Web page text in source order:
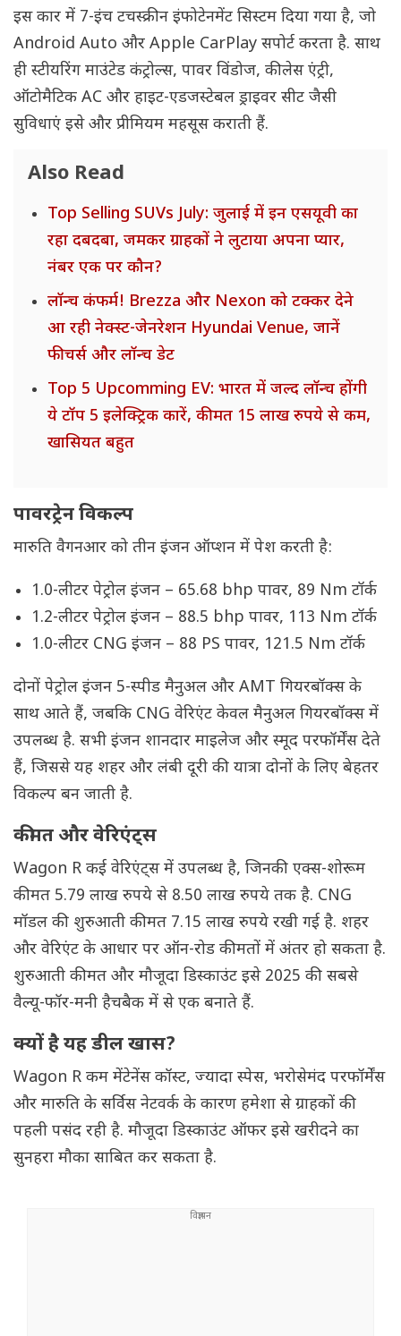
इस कार में 7-इंच टचस्क्रीन इंफोटेनमेंट सिस्टम दिया गया है, जो
Android Auto और Apple CarPlay सपोर्ट करता है. साथ
ही स्टीयरिंग माउंटेड कंट्रोल्स, पावर विंडोज, कीलेस एंट्री,
ऑटोमैटिक AC और हाइट-एडजस्टेबल ड्राइवर सीट जैसी
सुविधाएं इसे और प्रीमियम महसूस कराती हैं.
Also Read
Top Selling SUVs July: जुलाई में इन एसयूवी का
रहा दबदबा, जमकर ग्राहकों ने लुटाया अपना प्यार,
नंबर एक पर कौन?
लॉन्च कंफर्म! Brezza और Nexon को टक्कर देने
आ रही नेक्स्ट-जेनरेशन Hyundai Venue, जानें
फीचर्स और लॉन्च डेट
Top 5 Upcomming EV: भारत में जल्द लॉन्च होंगी
ये टॉप 5 इलेक्ट्रिक कारें, कीमत 15 लाख रुपये से कम,
खासियत बहुत
पावरट्रेन विकल्प
मारुति वैगनआर को तीन इंजन ऑप्शन में पेश करती है:
1.0-लीटर पेट्रोल इंजन – 65.68 bhp पावर, 89 Nm टॉर्क
1.2-लीटर पेट्रोल इंजन – 88.5 bhp पावर, 113 Nm टॉर्क
1.0-लीटर CNG इंजन – 88 PS पावर, 121.5 Nm टॉर्क
दोनों पेट्रोल इंजन 5-स्पीड मैनुअल और AMT गियरबॉक्स के
साथ आते हैं, जबकि CNG वेरिएंट केवल मैनुअल गियरबॉक्स में
उपलब्ध है. सभी इंजन शानदार माइलेज और स्मूद परफॉर्मेंस देते
हैं, जिससे यह शहर और लंबी दूरी की यात्रा दोनों के लिए बेहतर
विकल्प बन जाती है.
कीमत और वेरिएंट्स
Wagon R कई वेरिएंट्स में उपलब्ध है, जिनकी एक्स-शोरूम
कीमत 5.79 लाख रुपये से 8.50 लाख रुपये तक है. CNG
मॉडल की शुरुआती कीमत 7.15 लाख रुपये रखी गई है. शहर
और वेरिएंट के आधार पर ऑन-रोड कीमतों में अंतर हो सकता है.
शुरुआती कीमत और मौजूदा डिस्काउंट इसे 2025 की सबसे
वैल्यू-फॉर-मनी हैचबैक में से एक बनाते हैं.
क्यों है यह डील खास?
Wagon R कम मेंटेनेंस कॉस्ट, ज्यादा स्पेस, भरोसेमंद परफॉर्मेंस
और मारुति के सर्विस नेटवर्क के कारण हमेशा से ग्राहकों की
पहली पसंद रही है. मौजूदा डिस्काउंट ऑफर इसे खरीदने का
सुनहरा मौका साबित कर सकता है.